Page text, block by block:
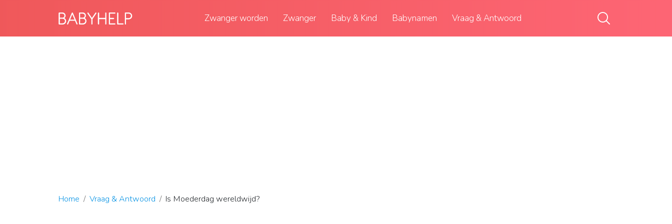
Zwanger worden Zwanger Baby & Kind Babynamen Vraag & Antwoord
Home Vraag & Antwoord Is Moederdag wereldwijd?